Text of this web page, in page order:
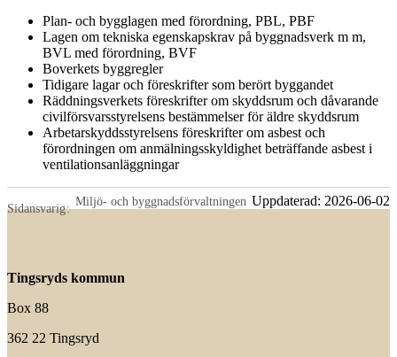
Plan- och bygglagen med förordning, PBL, PBF
Lagen om tekniska egenskapskrav på byggnadsverk m m,
BVL med förordning, BVF
Boverkets byggregler
Tidigare lagar och föreskrifter som berört byggandet
Räddningsverkets föreskrifter om skyddsrum och dåvarande
civilförsvarsstyrelsens bestämmelser för äldre skyddsrum
Arbetarskyddsstyrelsens föreskrifter om asbest och
förordningen om anmälningsskyldighet beträffande asbest i
ventilationsanläggningar
Miljö- och byggnadsförvaltningen
Sidansvarig
Uppdaterad: 2026-06-02
Tingsryds kommun
Box 88
362 22 Tingsryd